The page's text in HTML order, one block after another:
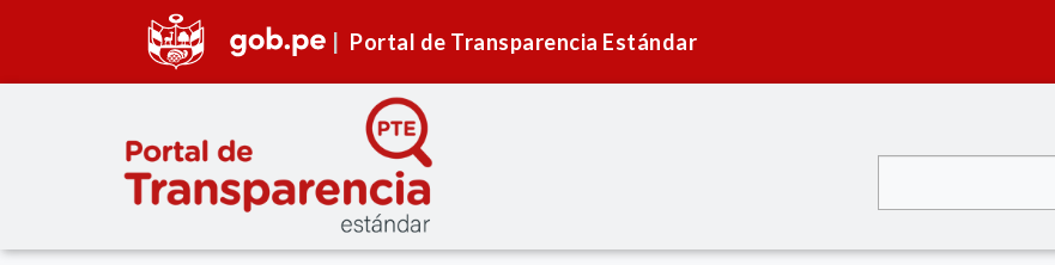
Portal de Transparencia Estándar